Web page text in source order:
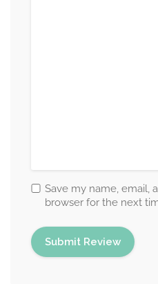
Save my name, email,
browser for the next